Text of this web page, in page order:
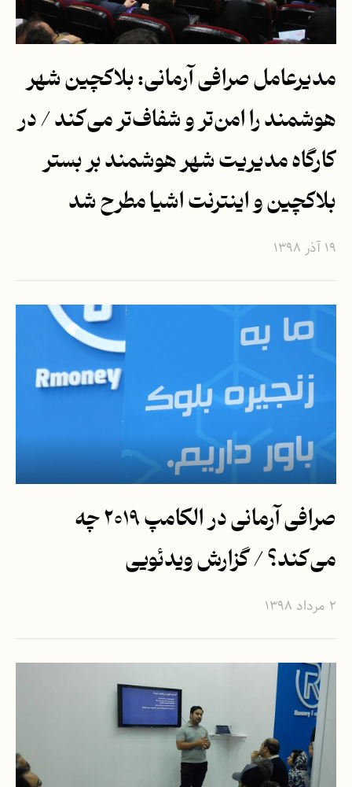
مدیرعامل صرافی آرمانی: بلاکچین شهر
هوشمند را امن‌تر و شفاف‌تر می‌کند / در
کارگاه مدیریت شهر هوشمند بر بستر
بلاکچین و اینترنت اشیا مطرح شد
۱۹ آذر ۱۳۹۸
صرافی آرمانی در الکامپ ۲۰۱۹ چه
می‌کند؟ / گزارش ویدئویی
۲ مرداد ۱۳۹۸